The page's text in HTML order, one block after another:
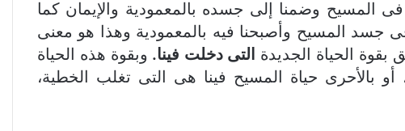
المسيح وضمنا إلى جسده بالمعمودية والإيمان كما
واحد اعتمدنا إلى جسد واحد ” (1كو13:12) أى نحن دخلنا فى جسد المسيح وأصبحنا فيه بالمعمودية وهذا هو معنى
الحياة الجديدة التى دخلت فينا. وبقوة هذه الحياة
بالأحرى حياة المسيح فينا هى التى تغلب الخطية،